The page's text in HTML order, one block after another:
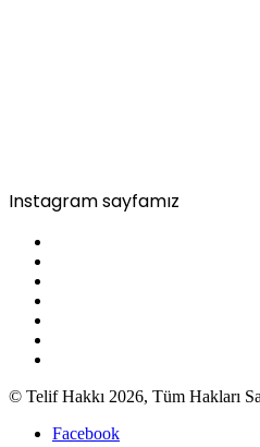
Instagram sayfamız
© Telif Hakkı 2026, Tüm Hakları
Facebook